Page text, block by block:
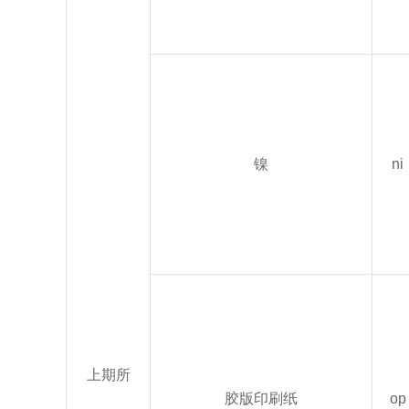
上期所
镍 ni
胶版印刷纸 op